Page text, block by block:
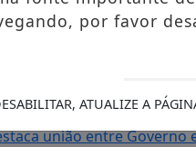
com atuação voltada
e Mister Verão 2026
MDB oficializa
em palestra dos 20
união entre
por favor
ATUALIZE A